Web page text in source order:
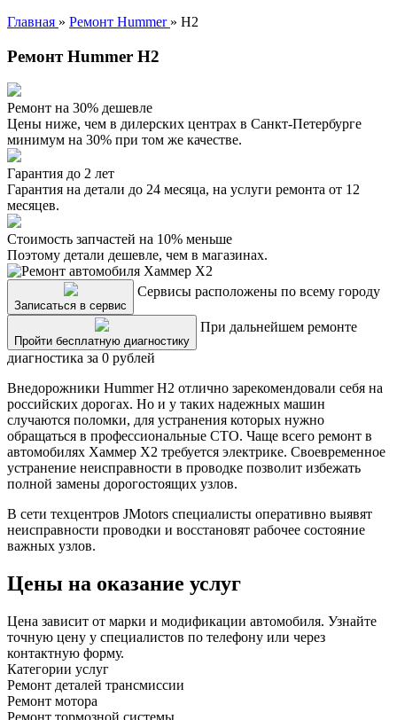
Главная » Ремонт Hummer » H2
Ремонт Hummer H2
Ремонт на 30% дешевле
Цены ниже, чем в дилерских центрах в Санкт-Петербурге
минимум на 30% при том же качестве.
Гарантия до 2 лет
Гарантия на детали до 24 месяца, на услуги ремонта от 12
месяцев.
Стоимость запчастей на 10% меньше
Поэтому детали дешевле, чем в магазинах.
Записаться в сервис
Сервисы расположены по всему городу
Пройти бесплатную диагностику
При дальнейшем ремонте
диагностика за 0 рублей
Внедорожники Hummer H2 отлично зарекомендовали себя на
российских дорогах. Но и у таких надежных машин
случаются поломки, для устранения которых нужно
обращаться в профессиональные СТО. Чаще всего ремонт в
автомобилях Хаммер Х2 требуется электрике. Своевременное
устранение неисправности в проводке позволит избежать
полной замены дорогостоящих узлов.
В сети техцентров JMotors специалисты оперативно выявят
неисправности проводки и восстановят рабочее состояние
важных узлов.
Цены на оказание услуг
Цена зависит от марки и модификации автомобиля. Узнайте
точную цену у специалистов по телефону или через
контактную форму.
Категории услуг
Ремонт деталей трансмиссии
Ремонт мотора